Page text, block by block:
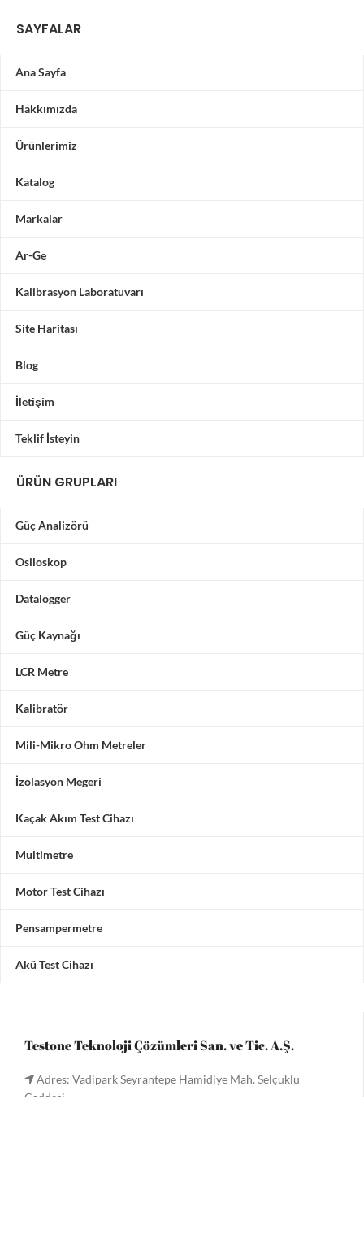
SAYFALAR
Ana Sayfa
Hakkımızda
Ürünlerimiz
Katalog
Markalar
Ar-Ge
Kalibrasyon Laboratuvarı
Site Haritası
Blog
İletişim
Teklif İsteyin
ÜRÜN GRUPLARI
Güç Analizörü
Osiloskop
Datalogger
Güç Kaynağı
LCR Metre
Kalibratör
Mili-Mikro Ohm Metreler
İzolasyon Megeri
Kaçak Akım Test Cihazı
Multimetre
Motor Test Cihazı
Pensampermetre
Akü Test Cihazı
Testone Teknoloji Çözümleri San. ve Tic. A.Ş.
Adres: Vadipark Seyrantepe Hamidiye Mah. Selçuklu
Caddesi